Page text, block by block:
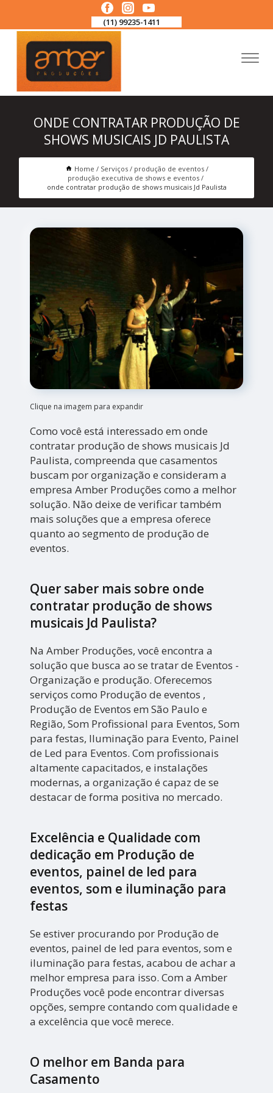
(11) 99235-1411
ONDE CONTRATAR PRODUÇÃO DE
SHOWS MUSICAIS JD PAULISTA
Home Serviços
produção de eventos
produção executiva de shows e eventos
onde contratar produção de shows musicais Jd Paulista
Clique na imagem para expandir
Como você está interessado em onde
contratar produção de shows musicais Jd
Paulista, compreenda que casamentos
buscam por organização e consideram a
empresa Amber Produções como a melhor
solução. Não deixe de verificar também
mais soluções que a empresa oferece
quanto ao segmento de produção de
eventos.
Quer saber mais sobre onde
contratar produção de shows
musicais Jd Paulista?
Na Amber Produções, você encontra a
solução que busca ao se tratar de Eventos -
Organização e produção. Oferecemos
serviços como Produção de eventos ,
Produção de Eventos em São Paulo e
Região, Som Profissional para Eventos, Som
para festas, Iluminação para Evento, Painel
de Led para Eventos. Com profissionais
altamente capacitados, e instalações
modernas, a organização é capaz de se
destacar de forma positiva no mercado.
Excelência e Qualidade com
dedicação em Produção de
eventos, painel de led para
eventos, som e iluminação para
festas
Se estiver procurando por Produção de
eventos, painel de led para eventos, som e
iluminação para festas, acabou de achar a
melhor empresa para isso. Com a Amber
Produções você pode encontrar diversas
opções, sempre contando com qualidade e
a excelência que você merece.
O melhor em Banda para
Casamento